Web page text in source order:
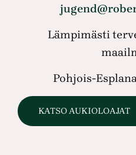
Lämpimästi
Pohjois-
KATSO AUKIOLOAJAT